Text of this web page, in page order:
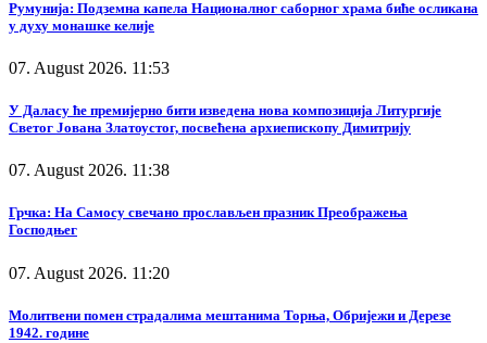
Румунија: Подземна капела Националног саборног храма биће осликана
у духу монашке келије
07. August 2026. 11:53
У Даласу ће премијерно бити изведена нова композиција Литургије
Светог Јована Златоустог, посвећена архиепископу Димитрију
07. August 2026. 11:38
Грчка: На Самосу свечано прослављен празник Преображења
Господњег
07. August 2026. 11:20
Молитвени помен страдалима мештанима Торња, Обријежи и Дерезе
1942. године